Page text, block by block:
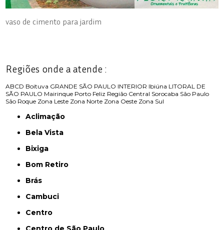
vaso de cimento para jardim
Regiões onde a atende :
ABCD Boituva GRANDE SÃO PAULO INTERIOR Ibiúna LITORAL DE
SÃO PAULO Mairinque Porto Feliz Região Central Sorocaba São Paulo
São Roque Zona Leste Zona Norte Zona Oeste Zona Sul
Aclimação
Bela Vista
Bixiga
Bom Retiro
Brás
Cambuci
Centro